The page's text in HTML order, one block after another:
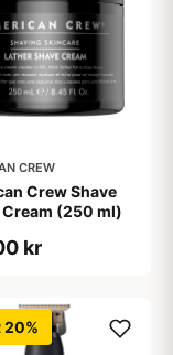
CREW
Crew Shave
(250 ml)
kr
20%